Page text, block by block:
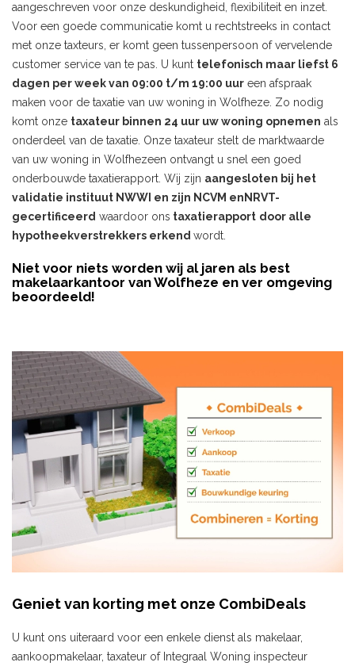
aangeschreven voor onze deskundigheid, flexibiliteit en inzet.
Voor een goede communicatie komt u rechtstreeks in contact
met onze taxteurs, er komt geen tussenpersoon of vervelende
customer service van te pas. U kunt telefonisch maar liefst 6
dagen per week van 09:00 t/m 19:00 uur een afspraak
maken voor de taxatie van uw woning in Wolfheze. Zo nodig
komt onze taxateur binnen 24 uur uw woning opnemen als
onderdeel van de taxatie. Onze taxateur stelt de marktwaarde
van uw woning in Wolfhezeen ontvangt u snel een goed
onderbouwde taxatierapport. Wij zijn aangesloten bij het
validatie instituut NWWI en zijn NCVM enNRVT-
gecertificeerd waardoor ons taxatierapport door alle
hypotheekverstrekkers erkend wordt.
Niet voor niets worden wij al jaren als best
makelaarkantoor van Wolfheze en ver omgeving
beoordeeld!
Geniet van korting met onze CombiDeals
U kunt ons uiteraard voor een enkele dienst als makelaar,
aankoopmakelaar, taxateur of Integraal Woning inspecteur